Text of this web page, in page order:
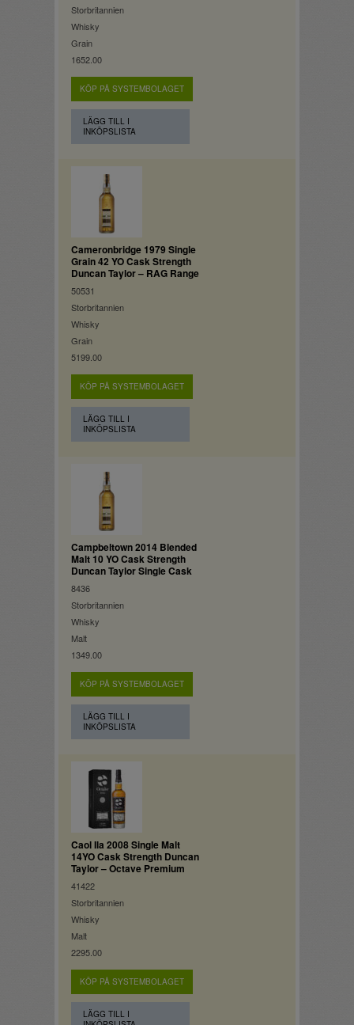
Storbritannien
Whisky
Grain
1652.00
KÖP PÅ SYSTEMBOLAGET
LÄGG TILL I
INKÖPSLISTA
Cameronbridge 1979 Single
Grain 42 YO Cask Strength
Duncan Taylor – RAG Range
50531
Storbritannien
Whisky
Grain
5199.00
KÖP PÅ SYSTEMBOLAGET
LÄGG TILL I
INKÖPSLISTA
Campbeltown 2014 Blended
Malt 10 YO Cask Strength
Duncan Taylor Single Cask
8436
Storbritannien
Whisky
Malt
1349.00
KÖP PÅ SYSTEMBOLAGET
LÄGG TILL I
INKÖPSLISTA
Caol Ila 2008 Single Malt
14YO Cask Strength Duncan
Taylor – Octave Premium
41422
Storbritannien
Whisky
Malt
2295.00
KÖP PÅ SYSTEMBOLAGET
LÄGG TILL I